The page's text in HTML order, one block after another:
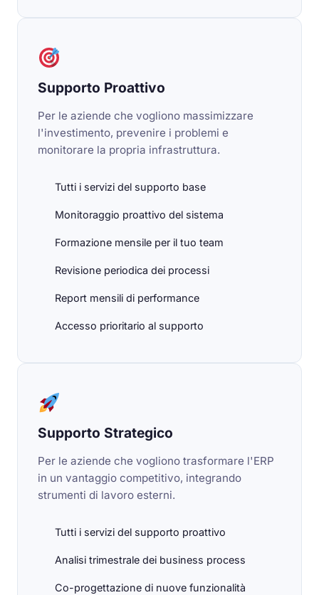
Supporto Proattivo
Per le aziende che vogliono massimizzare
l'investimento, prevenire i problemi e
monitorare la propria infrastruttura.
Tutti i servizi del supporto base
Monitoraggio proattivo del sistema
Formazione mensile per il tuo team
Revisione periodica dei processi
Report mensili di performance
Accesso prioritario al supporto
Supporto Strategico
Per le aziende che vogliono trasformare l'ERP
in un vantaggio competitivo, integrando
strumenti di lavoro esterni.
Tutti i servizi del supporto proattivo
Analisi trimestrale dei business process
Co-progettazione di nuove funzionalità